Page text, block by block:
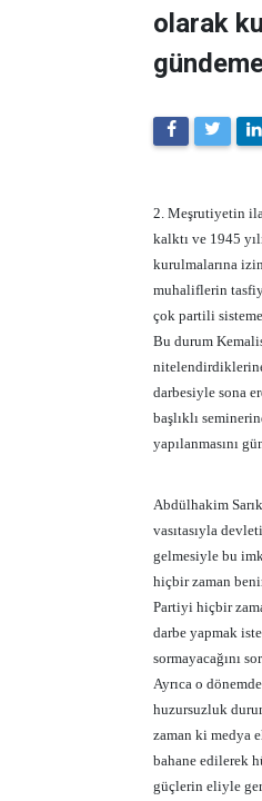
olarak
2. Meşrutiyetin
kalktı ve 1945
kurulmalarına
muhaliflerin
çok partili
Bu durum
darbesiyle sona
başlıklı
yapılanmasını
Abdülhakim
vasıtasıyla
gelmesiyle bu
hiçbir zaman
Partiyi hiçbir
darbe yapmak
sormayacağını
Ayrıca o
huzursuzluk
zaman ki medya
bahane edilerek
güçlerin eliyle